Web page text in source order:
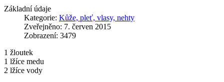
Základní údaje
Kategorie: Kůže, pleť, vlasy, nehty
Zveřejněno: 7. červen 2015
Zobrazení: 3479
1 žloutek
1 lžíce medu
2 lžíce vody